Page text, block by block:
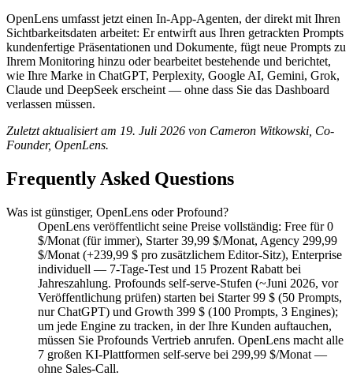
OpenLens umfasst jetzt einen In-App-Agenten, der direkt mit Ihren
Sichtbarkeitsdaten arbeitet: Er entwirft aus Ihren getrackten Prompts
kundenfertige Präsentationen und Dokumente, fügt neue Prompts zu
Ihrem Monitoring hinzu oder bearbeitet bestehende und berichtet,
wie Ihre Marke in ChatGPT, Perplexity, Google AI, Gemini, Grok,
Claude und DeepSeek erscheint — ohne dass Sie das Dashboard
verlassen müssen.
Zuletzt aktualisiert am 19. Juli 2026 von Cameron Witkowski, Co-
Founder, OpenLens.
Frequently Asked Questions
Was ist günstiger, OpenLens oder Profound?
OpenLens veröffentlicht seine Preise vollständig: Free für 0
$/Monat (für immer), Starter 39,99 $/Monat, Agency 299,99
$/Monat (+239,99 $ pro zusätzlichem Editor-Sitz), Enterprise
individuell — 7-Tage-Test und 15 Prozent Rabatt bei
Jahreszahlung. Profounds self-serve-Stufen (~Juni 2026, vor
Veröffentlichung prüfen) starten bei Starter 99 $ (50 Prompts,
nur ChatGPT) und Growth 399 $ (100 Prompts, 3 Engines);
um jede Engine zu tracken, in der Ihre Kunden auftauchen,
müssen Sie Profounds Vertrieb anrufen. OpenLens macht alle
7 großen KI-Plattformen self-serve bei 299,99 $/Monat —
ohne Sales-Call.